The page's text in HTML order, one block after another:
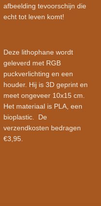
afbeelding tevoorschijn die
echt tot leven komt!
Deze lithophane wordt
geleverd met RGB
puckverlichting en een
houder. Hij is 3D geprint en
meet ongeveer 10x15 cm.
Het materiaal is PLA, een
bioplastic.
De
verzendkosten bedragen
€3,95.